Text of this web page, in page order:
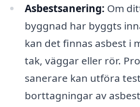
Asbestsanering: Om
byggnad har byggts
kan det finnas asbest i
tak, väggar eller rör.
sanerare kan utföra
borttagningar av